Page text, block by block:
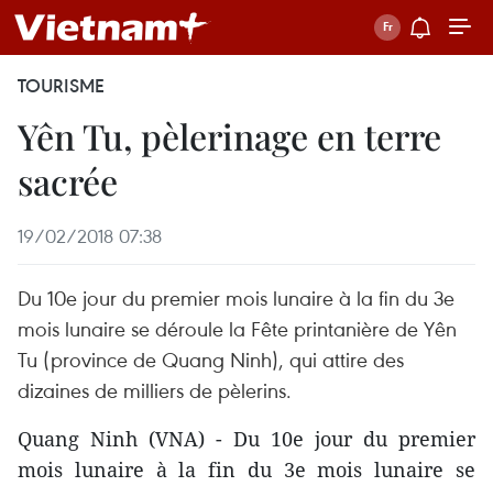
TOURISME
Yên Tu, pèlerinage en terre
sacrée
19/02/2018 07:38
Du 10e jour du premier mois lunaire à la fin du 3e
mois lunaire se déroule la Fête printanière de Yên
Tu (province de Quang Ninh), qui attire des
dizaines de milliers de pèlerins.
Quang Ninh (VNA) - Du 10e jour du premier
mois lunaire à la fin du 3e mois lunaire se